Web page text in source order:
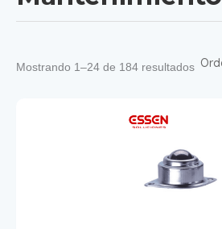
Mostrando 1–24 de 184 resultados